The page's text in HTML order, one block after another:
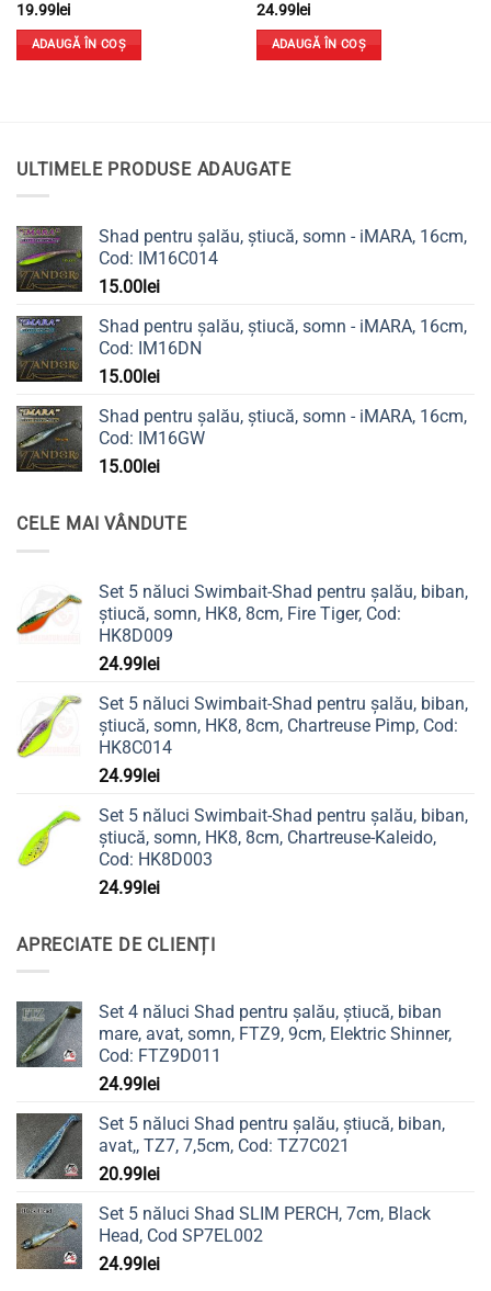
19.99lei
ADAUGĂ ÎN COȘ
24.99lei
ADAUGĂ ÎN COȘ
ULTIMELE PRODUSE ADAUGATE
Shad pentru șalău, știucă, somn - iMARA, 16cm,
Cod: IM16C014
15.00 lei
Shad pentru șalău, știucă, somn - iMARA, 16cm,
Cod: IM16DN
15.00 lei
Shad pentru șalău, știucă, somn - iMARA, 16cm,
Cod: IM16GW
15.00 lei
CELE MAI VÂNDUTE
Set 5 năluci Swimbait-Shad pentru șalău, biban,
știucă, somn, HK8, 8cm, Fire Tiger, Cod:
HK8D009
24.99lei
Set 5 năluci Swimbait-Shad pentru șalău, biban,
știucă, somn, HK8, 8cm, Chartreuse Pimp, Cod:
HK8C014
24.99lei
Set 5 năluci Swimbait-Shad pentru șalău, biban,
știucă, somn, HK8, 8cm, Chartreuse-Kaleido,
Cod: HK8D003
24.99lei
APRECIATE DE CLIENȚI
Set 4 năluci Shad pentru șalău, știucă, biban
mare, avat, somn, FTZ9, 9cm, Elektric Shinner,
Cod: FTZ9D011
24.99 lei
Set 5 năluci Shad pentru șalău, știucă, biban,
avat,, TZ7, 7,5cm, Cod: TZ7C021
20.99 lei
Set 5 năluci Shad SLIM PERCH, 7cm, Black
Head, Cod SP7EL002
24.99 lei